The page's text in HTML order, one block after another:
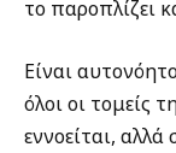
το παροπλίζει
Είναι
όλοι οι τομείς
εννοείται,